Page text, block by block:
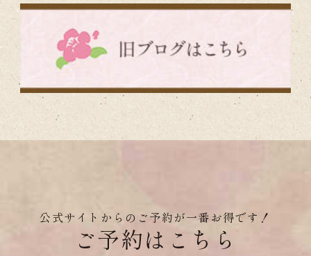
公式サイトからのご予約が一番お得です！
ご予約はこちら